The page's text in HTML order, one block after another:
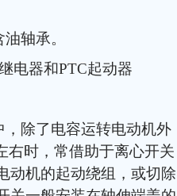
轴承。
电器和PTC起动器
除了电容运转电动机外
右时，常借助于离心开
动机的起动绕组，或切